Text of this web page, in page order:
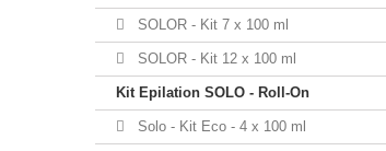
SOLOR - Kit 7 x 100 ml
SOLOR - Kit 12 x 100 ml
Kit Epilation SOLO - Roll-On
Solo - Kit Eco - 4 x 100 ml